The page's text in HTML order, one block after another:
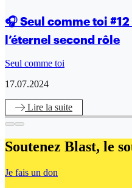
🎧 Seul comme toi
l’éternel second rôle
Seul comme toi
17.07.2024
Lire la suite
Soutenez Blast, le
Je fais un don